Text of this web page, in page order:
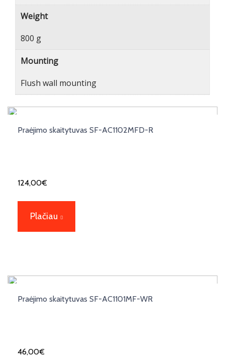
Weight
800 g
Mounting
Flush wall mounting
Praėjimo skaitytuvas SF-AC1102MFD-R
124,00€
Plačiau
Praėjimo skaitytuvas SF-AC1101MF-WR
46,00€